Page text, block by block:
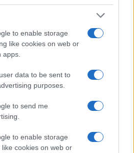
to enable storage
like cookies on web or
data to be sent to
purposes.
to send me
to enable storage
cookies on web or